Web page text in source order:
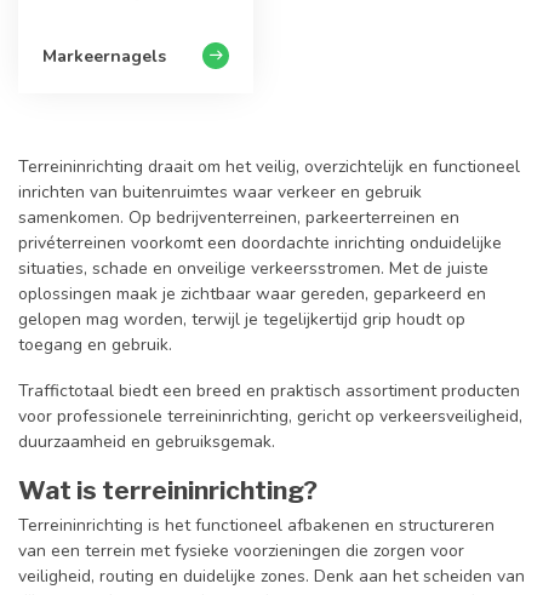
Markeernagels
Terreininrichting draait om het veilig, overzichtelijk en functioneel
inrichten van buitenruimtes waar verkeer en gebruik
samenkomen. Op bedrijventerreinen, parkeerterreinen en
privéterreinen voorkomt een doordachte inrichting onduidelijke
situaties, schade en onveilige verkeersstromen. Met de juiste
oplossingen maak je zichtbaar waar gereden, geparkeerd en
gelopen mag worden, terwijl je tegelijkertijd grip houdt op
toegang en gebruik.
Traffictotaal biedt een breed en praktisch assortiment producten
voor professionele terreininrichting, gericht op verkeersveiligheid,
duurzaamheid en gebruiksgemak.
Wat is terreininrichting?
Terreininrichting is het functioneel afbakenen en structureren
van een terrein met fysieke voorzieningen die zorgen voor
veiligheid, routing en duidelijke zones. Denk aan het scheiden van